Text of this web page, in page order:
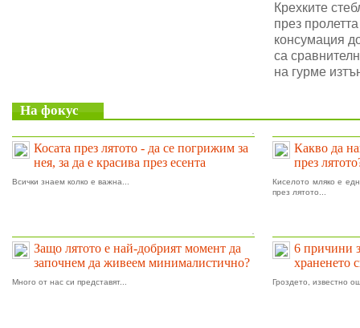
Крехките
през
консумация
са
на гурме
На фокус
Косата през лятото - да се погрижим за
нея, за да е красива през есента
Всички знаем колко е важна...
Какво да
през
Киселото мляко е
през лятото...
Защо лятото е най-добрият момент да
започнем да живеем минималистично?
Много от нас си представят...
6 причини
храненето
Гроздето, известно